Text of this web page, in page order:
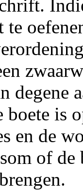
degene
is
en de
of